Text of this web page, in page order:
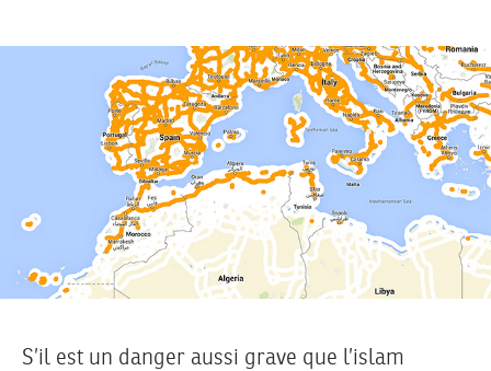
S’il est un danger aussi grave que l’islam